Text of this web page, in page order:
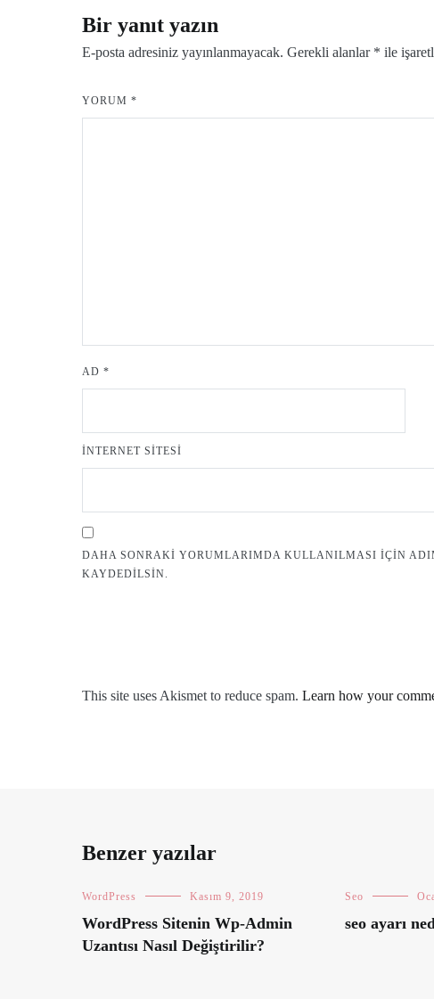
Bir yanıt yazın
E-posta adresiniz yayınlanmayacak. Gerekli alanlar * ile
YORUM *
AD *
İNTERNET SITESI
DAHA SONRAKI YORUMLARIMDA KULLANILMASI IÇIN
KAYDEDILSIN.
This site uses Akismet to reduce spam. Learn how your
Benzer yazılar
WordPress Kasım 9, 2019
WordPress Sitenin Wp-Admin
Uzantısı Nasıl Değiştirilir?
Seo
seo ayarı